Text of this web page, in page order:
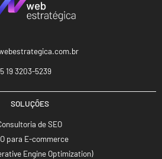
19 3203-5239
SOLUÇÕES
de SEO
para E-commerce
Engine Optimization)